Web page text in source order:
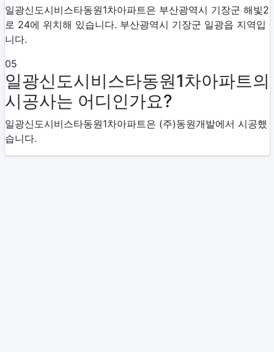
일광신도시비스타동원1차아파트은 부산광역시 기장군 해빛2
로 24에 위치해 있습니다. 부산광역시 기장군 일광읍 지역입
니다.
05
일광신도시비스타동원1차아파트의
시공사는 어디인가요?
일광신도시비스타동원1차아파트은 (주)동원개발에서 시공했
습니다.